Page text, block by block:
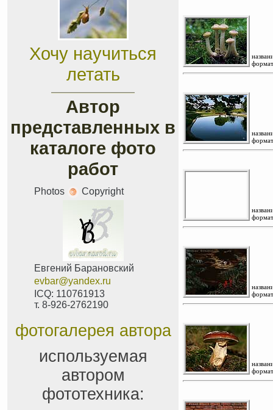
Хочу научиться
летать
Автор
представленных в
каталоге фото
работ
Photos Copyright
Евгений Барановский
evbar@yandex.ru
ICQ: 110761913
т. 8-926-2762190
фотогалерея автора
используемая
автором
фототехника: